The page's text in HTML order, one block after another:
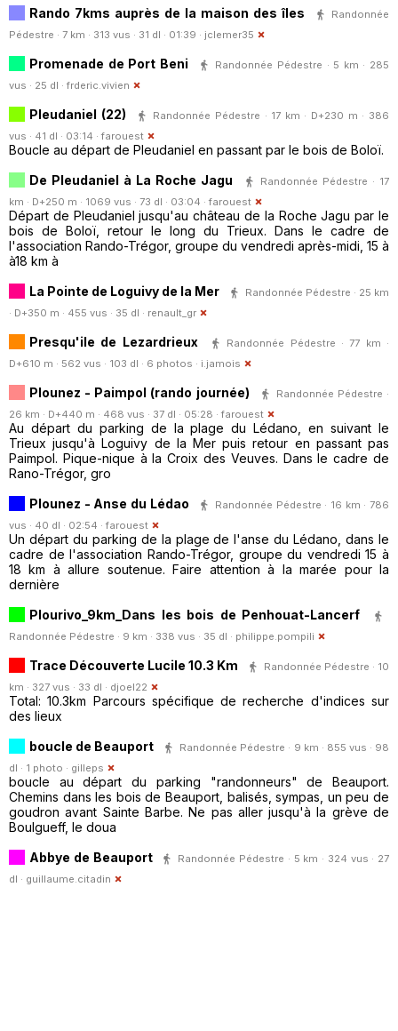
Rando 7kms auprès de la maison des îles
Randonnée
Pédestre · 7 km · 313 vus · 31 dl · 01:39 · jclemer35
Promenade de Port Beni
Randonnée Pédestre · 5 km · 285
vus · 25 dl · frderic.vivien
Pleudaniel (22)
Randonnée Pédestre · 17 km · D+230 m · 386
vus · 41 dl · 03:14 · farouest
Boucle au départ de Pleudaniel en passant par le bois de Boloï.
De Pleudaniel à La Roche Jagu
Randonnée Pédestre · 17
km · D+250 m · 1069 vus · 73 dl · 03:04 · farouest
Départ de Pleudaniel jusqu'au château de la Roche Jagu par le
bois de Boloï, retour le long du Trieux. Dans le cadre de
l'association Rando-Trégor, groupe du vendredi après-midi, 15 à
à18 km à
La Pointe de Loguivy de la Mer
Randonnée Pédestre · 25 km
· D+350 m · 455 vus · 35 dl · renault_gr
Presqu'ile de Lezardrieux
Randonnée Pédestre · 77 km ·
D+610 m · 562 vus · 103 dl · 6 photos · i.jamois
Plounez - Paimpol (rando journée)
Randonnée Pédestre ·
26 km · D+440 m · 468 vus · 37 dl · 05:28 · farouest
Au départ du parking de la plage du Lédano, en suivant le
Trieux jusqu'à Loguivy de la Mer puis retour en passant pas
Paimpol. Pique-nique à la Croix des Veuves. Dans le cadre de
Rano-Trégor, gro
Plounez - Anse du Lédao
Randonnée Pédestre · 16 km · 786
vus · 40 dl · 02:54 · farouest
Un départ du parking de la plage de l'anse du Lédano, dans le
cadre de l'association Rando-Trégor, groupe du vendredi 15 à
18 km à allure soutenue. Faire attention à la marée pour la
dernière
Plourivo_9km_Dans les bois de Penhouat-Lancerf
Randonnée Pédestre · 9 km · 338 vus · 35 dl · philippe.pompili
Trace Découverte Lucile 10.3 Km
Randonnée Pédestre · 10
km · 327 vus · 33 dl · djoel22
Total: 10.3km Parcours spécifique de recherche d'indices sur
des lieux
boucle de Beauport
Randonnée Pédestre · 9 km · 855 vus · 98
dl · 1 photo · gilleps
boucle au départ du parking "randonneurs" de Beauport.
Chemins dans les bois de Beauport, balisés, sympas, un peu de
goudron avant Sainte Barbe. Ne pas aller jusqu'à la grève de
Boulgueff, le doua
Abbye de Beauport
Randonnée Pédestre · 5 km · 324 vus · 27
dl · guillaume.citadin